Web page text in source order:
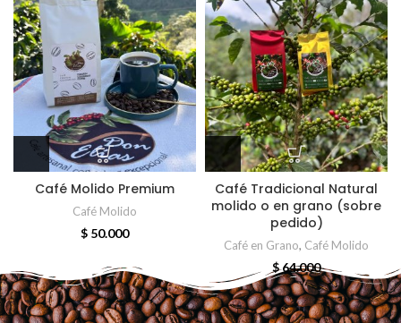
Café Molido Premium
Café Molido
$ 50.000
Café Tradicional Natural
molido o en grano (sobre
pedido)
Café en Grano, Café Molido
$64.000